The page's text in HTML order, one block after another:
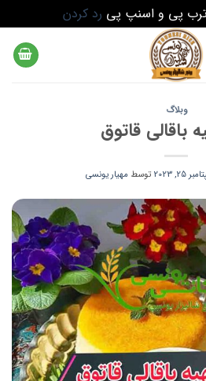
ترب پی و اسنپ پی رد کردن
وبلاگ
باقالی قاتوق
25, 2023 توسط مهیار یونسی